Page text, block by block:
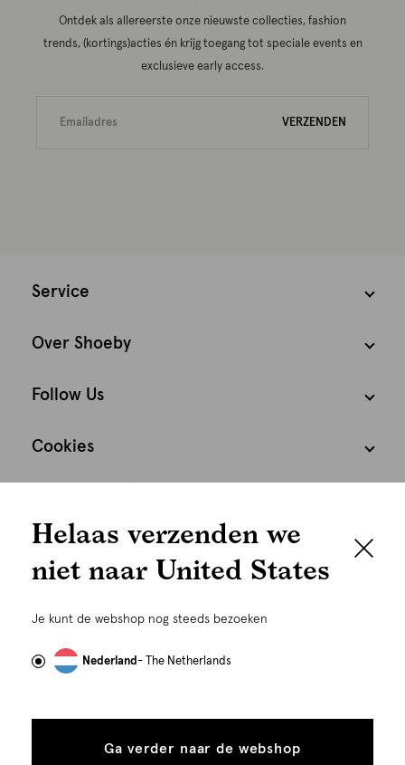
graag persoonlijk
gebruiken wij cookies en daarmee vergelijkbare
om advertenties te personaliseren...
tonen
toestaan
Ontdek als allereerste onze nieuwste collecties, fashion
trends, (kortings)acties én krijg toegang tot speciale events en
exclusieve early access.
VERZENDEN
Service
Over Shoeby
Follow Us
Cookies
©Alle rechten voorbehouden. Shoeby 2026
Helaas verzenden we
niet naar United States
Je kunt de webshop nog steeds bezoeken
Nederland- The Netherlands
Ga verder naar de webshop